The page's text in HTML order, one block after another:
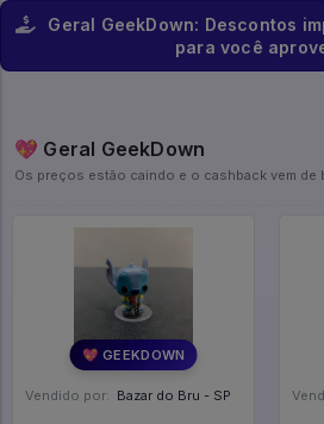
Geral GeekDown: Descontos
para você
💖 Geral GeekDown
Os preços estão caindo e o cashback vem de
💖 GEEKDOWN
Vendido por: Bazar do Bru - SP